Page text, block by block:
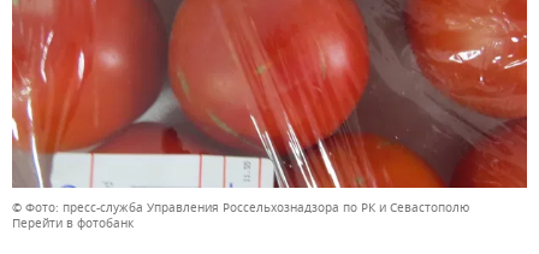
© Фото: пресс-служба Управления Россельхознадзора по РК и Севастополю
Перейти в фотобанк